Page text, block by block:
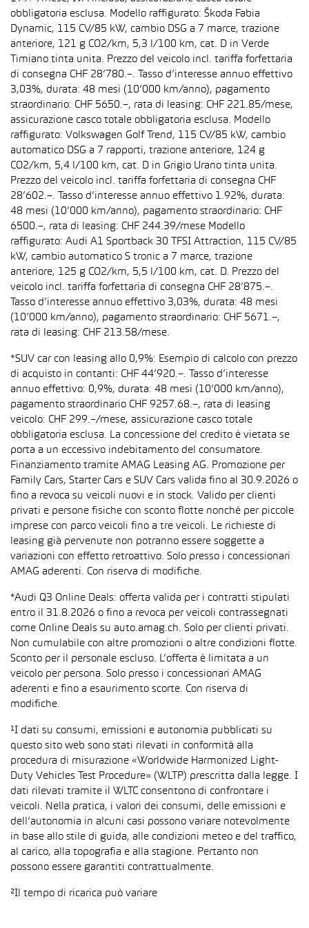
obbligatoria esclusa. Modello raffigurato: Škoda Fabia
Dynamic, 115 CV/85 kW, cambio DSG a 7 marce, trazione
anteriore, 121 g CO2/km, 5,3 l/100 km, cat. D in Verde
Timiano tinta unita. Prezzo del veicolo incl. tariffa forfettaria
di consegna CHF 28’780.–. Tasso d’interesse annuo effettivo
3,03%, durata: 48 mesi (10’000 km/anno), pagamento
straordinario: CHF 5650.–, rata di leasing: CHF 221.85/mese,
assicurazione casco totale obbligatoria esclusa. Modello
raffigurato: Volkswagen Golf Trend, 115 CV/85 kW, cambio
automatico DSG a 7 rapporti, trazione anteriore, 124 g
CO2/km, 5,4 l/100 km, cat. D in Grigio Urano tinta unita.
Prezzo del veicolo incl. tariffa forfettaria di consegna CHF
28’602.–. Tasso d’interesse annuo effettivo 1.92%, durata:
48 mesi (10’000 km/anno), pagamento straordinario: CHF
6500.–, rata di leasing: CHF 244.39/mese Modello
raffigurato: Audi A1 Sportback 30 TFSI Attraction, 115 CV/85
kW, cambio automatico S tronic a 7 marce, trazione
anteriore, 125 g CO2/km, 5,5 l/100 km, cat. D. Prezzo del
veicolo incl. tariffa forfettaria di consegna CHF 28’875.–.
Tasso d’interesse annuo effettivo 3,03%, durata: 48 mesi
(10’000 km/anno), pagamento straordinario: CHF 5671.–,
rata di leasing: CHF 213.58/mese.
*SUV car con leasing allo 0,9%: Esempio di calcolo con prezzo
di acquisto in contanti: CHF 44’920.–. Tasso d’interesse
annuo effettivo: 0,9%, durata: 48 mesi (10’000 km/anno),
pagamento straordinario CHF 9257.68.–, rata di leasing
veicolo: CHF 299.–/mese, assicurazione casco totale
obbligatoria esclusa. La concessione del credito è vietata se
porta a un eccessivo indebitamento del consumatore.
Finanziamento tramite AMAG Leasing AG. Promozione per
Family Cars, Starter Cars e SUV Cars valida fino al 30.9.2026 o
fino a revoca su veicoli nuovi e in stock. Valido per clienti
privati e persone fisiche con sconto flotte nonché per piccole
imprese con parco veicoli fino a tre veicoli. Le richieste di
leasing già pervenute non potranno essere soggette a
variazioni con effetto retroattivo. Solo presso i concessionari
AMAG aderenti. Con riserva di modifiche.
*Audi Q3 Online Deals: offerta valida per i contratti stipulati
entro il 31.8.2026 o fino a revoca per veicoli contrassegnati
come Online Deals su auto.amag.ch. Solo per clienti privati.
Non cumulabile con altre promozioni o altre condizioni flotte.
Sconto per il personale escluso. L’offerta è limitata a un
veicolo per persona. Solo presso i concessionari AMAG
aderenti e fino a esaurimento scorte. Con riserva di
modifiche.
¹I dati su consumi, emissioni e autonomia pubblicati su
questo sito web sono stati rilevati in conformità alla
procedura di misurazione «Worldwide Harmonized Light-
Duty Vehicles Test Procedure» (WLTP) prescritta dalla legge. I
dati rilevati tramite il WLTC consentono di confrontare i
veicoli. Nella pratica, i valori dei consumi, delle emissioni e
dell’autonomia in alcuni casi possono variare notevolmente
in base allo stile di guida, alle condizioni meteo e del traffico,
al carico, alla topografia e alla stagione. Pertanto non
possono essere garantiti contrattualmente.
²Il tempo di ricarica può variare